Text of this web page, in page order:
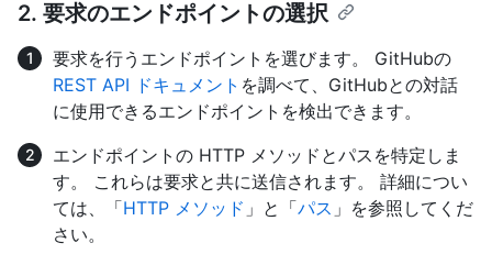
2. 要求のエンドポイントの選択
要求を行うエンドポイントを選びます。 GitHubの
REST API ドキュメント を調べて、GitHubとの対話
に使用できるエンドポイントを検出できます。
エンドポイントの HTTP メソッドとパスを特定しま
す。 これらは要求と共に送信されます。 詳細につい
ては、「HTTP メソッド 」と「パス 」を参照してくだ
さい。